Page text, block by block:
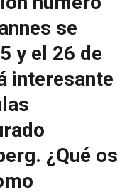
se
y el 26 de
interesante
¿Qué os